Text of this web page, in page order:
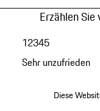
Erzählen
Sehr unzufrieden
12345
Diese